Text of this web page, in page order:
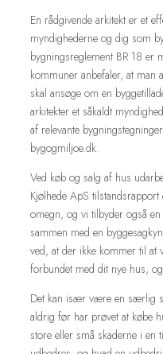
En rådgivende arkitekt er et
myndighederne og dig som
bygningsreglement BR 18 er
kommuner anbefaler, at man
skal ansøge om en
arkitekter et såkaldt
af relevante
bygogmiljoe.dk.
Ved køb og salg af hus
Kjølhede ApS
omegn, og vi tilbyder også
sammen med en
ved, at der ikke kommer til
forbundet med dit nye hus,
​​Det kan især være en særlig
aldrig før har prøvet at købe
store eller små skaderne i en